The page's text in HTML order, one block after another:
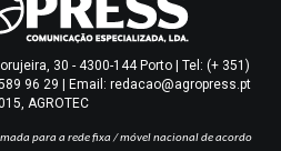
30 - 4300-144 Porto | Tel: (+ 351)
96 29 | Email: redacao@agropress.pt
AGROTEC
para a rede fixa / móvel nacional de acordo